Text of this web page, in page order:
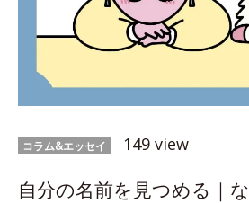
コラム&エッセイ 149 view
自分の名前を見つめる｜